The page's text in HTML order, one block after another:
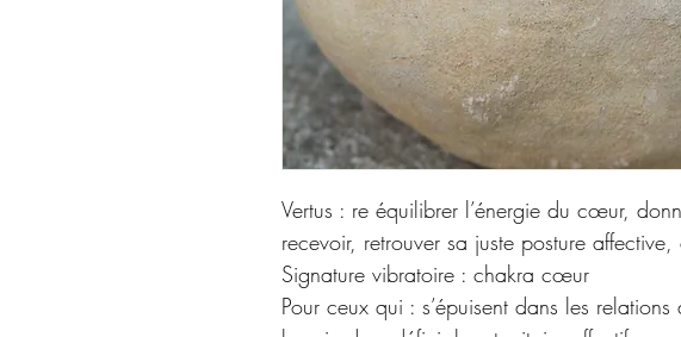
Vertus : re équilibrer l’énergie du cœur,
recevoir, retrouver sa juste posture
Signature vibratoire : chakra cœur
Pour ceux qui : s’épuisent dans les